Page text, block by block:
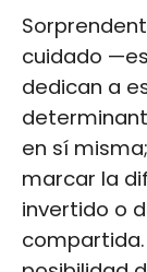
cuidado
dedican a
en sí
marcar la
invertido o